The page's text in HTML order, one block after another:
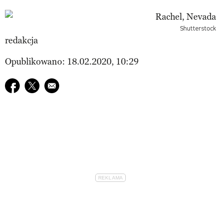
Shutterstock
redakcja
Opublikowano: 18.02.2020, 10:29
Udostępnij na facebook
Udostępnij na twitter
E-mail do przyjaciela